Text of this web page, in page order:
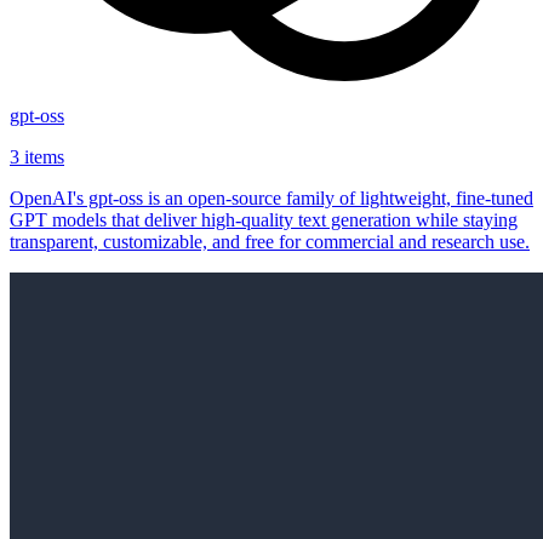
gpt-oss
3 items
OpenAI's gpt-oss is an open‑source family of lightweight, fine‑tuned
GPT models that deliver high‑quality text generation while staying
transparent, customizable, and free for commercial and research use.